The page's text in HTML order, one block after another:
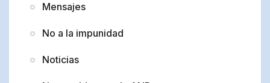
Mensajes
No a la impunidad
Noticias